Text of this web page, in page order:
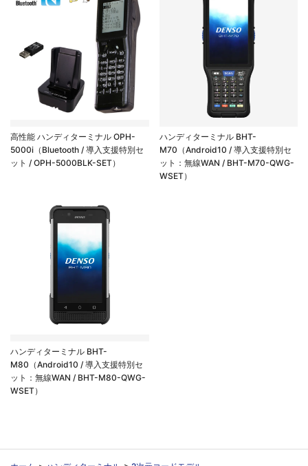
高性能 ハンディターミナル OPH-
5000i（Bluetooth / 導入支援特別セ
ット / OPH-5000BLK-SET）
ハンディターミナル BHT-
M70（Android10 / 導入支援特別セ
ット：無線WAN / BHT-M70-QWG-
WSET）
ハンディターミナル BHT-
M80（Android10 / 導入支援特別セ
ット：無線WAN / BHT-M80-QWG-
WSET）